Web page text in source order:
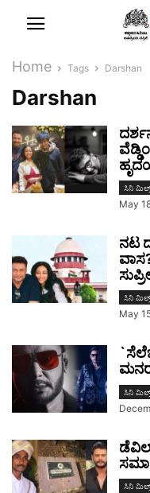
Home Tags Darshan
Darshan
ಸಿನಿ ಮಿಲ್ಸ್
May
ನಟ
ಸಿನಿ ಮಿಲ್ಸ್
May
ಸಿನಿ ಮಿಲ್ಸ್
ಡೆವಿಲ್‌
ಸಿನಿ ಮಿಲ್ಸ್